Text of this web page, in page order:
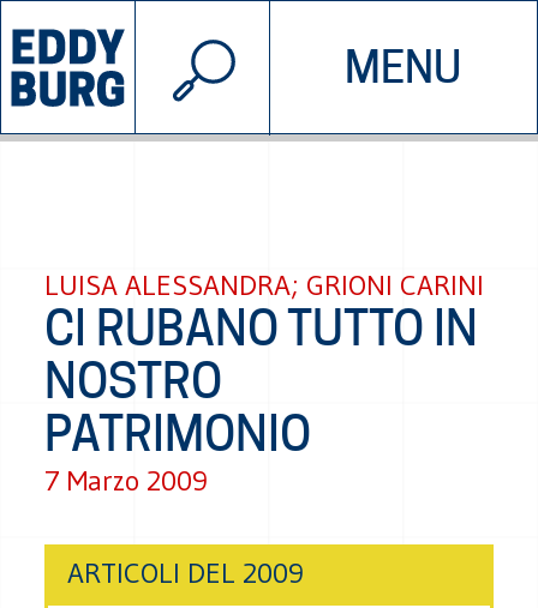
MENU
INIZIATIVE CHI SIAMO
© 2026 EDDYBURG
LUISA ALESSANDRA; GRIONI CARINI
CI RUBANO TUTTO IN
NOSTRO
PATRIMONIO
7 Marzo 2009
ARTICOLI DEL 2009